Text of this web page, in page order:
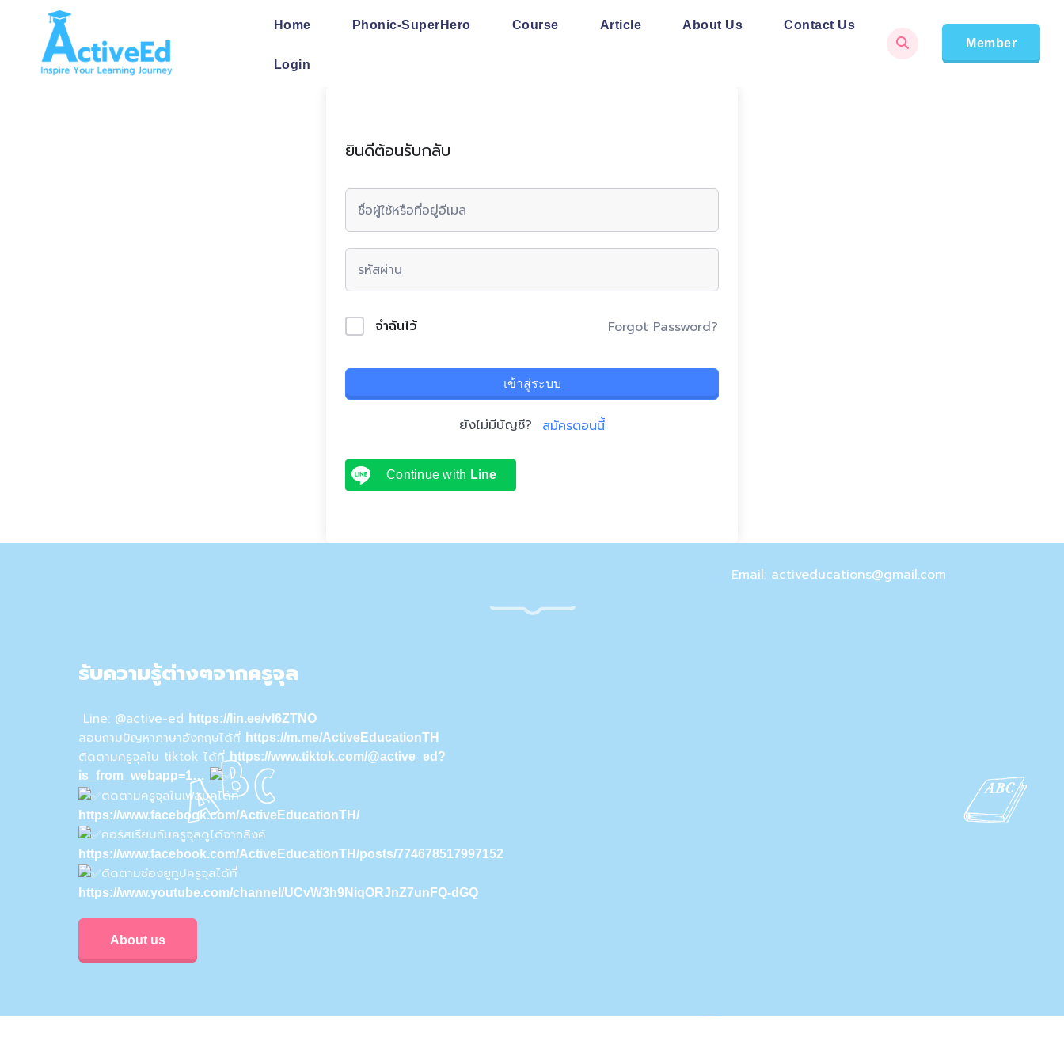
content
Home Phonic-SuperHero Course Article About Us Contact Us
Login
Member
ยินดีต้อนรับกลับ
จำฉันไว้ Forgot Password?
เข้าสู่ระบบ
ยังไม่มีบัญชี? สมัครตอนนี้
Continue with Line
Email: activeducations@gmail.com
รับความรู้ต่างๆจากครูจุล
Line: @active-ed https://lin.ee/vI6ZTNO
สอบถามปัญหาภาษาอังกฤษได้ที่ https://m.me/ActiveEducationTH
ติดตามครูจุลใน tiktok ได้ที่https://www.tiktok.com/@active_ed?
is_from_webapp=1…
ติดตามครูจุลในเฟสบุคได้ที่
https://www.facebook.com/ActiveEducationTH/
คอร์สเรียนกับครูจุลดูได้จากลิงค์
https://www.facebook.com/ActiveEducationTH/posts/774678517997152
ติดตามช่องยูทูปครูจุลได้ที่
https://www.youtube.com/channel/UCvW3h9NiqORJnZ7unFQ-dGQ
About us